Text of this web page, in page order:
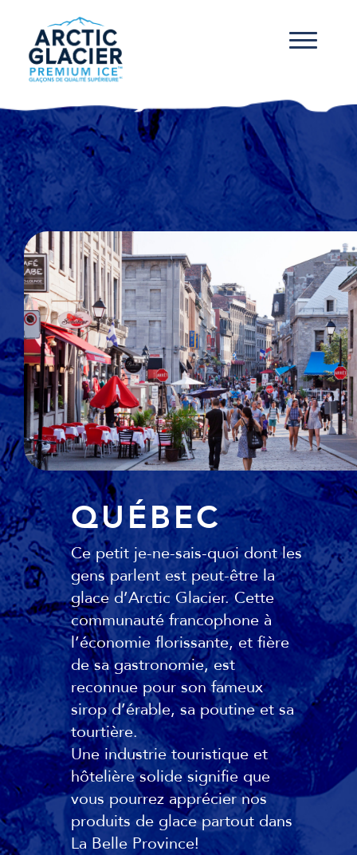
QUÉBEC
Ce petit je-ne-sais-quoi dont les
gens parlent est peut-être la
glace d’Arctic Glacier. Cette
communauté francophone à
l’économie florissante, et fière
de sa gastronomie, est
reconnue pour son fameux
sirop d’érable, sa poutine et sa
tourtière.
Une industrie touristique et
hôtelière solide signifie que
vous pourrez apprécier nos
produits de glace partout dans
La Belle Province!